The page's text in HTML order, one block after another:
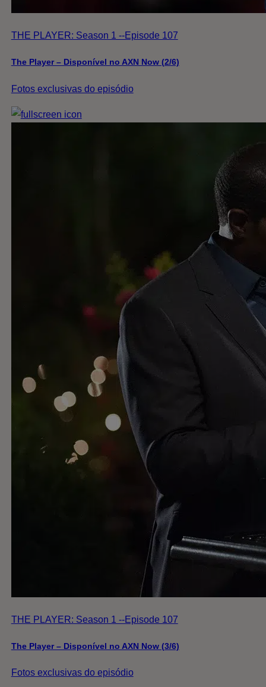
THE PLAYER: Season 1 --Episode 107
The Player – Disponível no AXN Now (2/6)
Fotos exclusivas do episódio
THE PLAYER: Season 1 --Episode 107
The Player – Disponível no AXN Now (3/6)
Fotos exclusivas do episódio